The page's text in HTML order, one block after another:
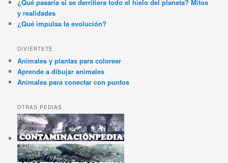
¿Qué pasaría si se derritiera todo el hielo del planeta? Mitos
y realidades
¿Qué impulsa la evolución?
DIVIÉRTETE
Animales y plantas para colorear
Aprende a dibujar animales
Animales para conectar con puntos
OTRAS PEDIAS